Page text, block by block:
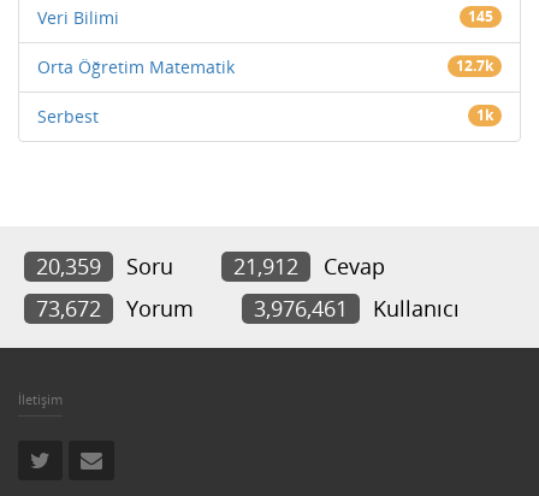
Veri Bilimi 145
Orta Öğretim Matematik 12.7k
Serbest 1k
20,359 Soru 21,912
Cevap
73,672
Yorum 3,976,461 Kullanıcı
İletişim